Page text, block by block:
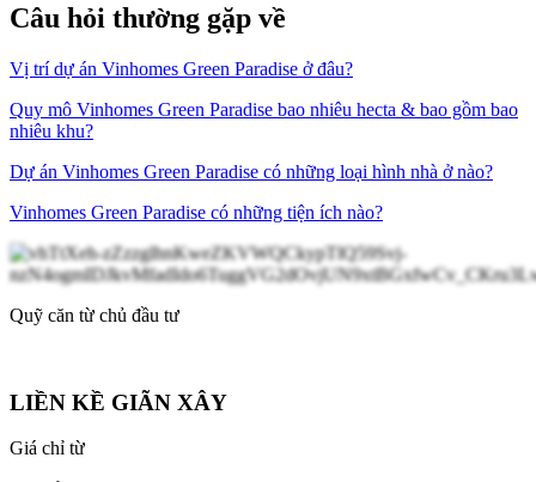
Câu hỏi thường gặp về
Vị trí dự án Vinhomes Green Paradise ở đâu?
Quy mô Vinhomes Green Paradise bao nhiêu hecta & bao gồm bao
nhiêu khu?
Dự án Vinhomes Green Paradise có những loại hình nhà ở nào?
Vinhomes Green Paradise có những tiện ích nào?
Quỹ căn từ chủ đầu tư
LIỀN KỀ GIÃN XÂY
Giá chỉ từ